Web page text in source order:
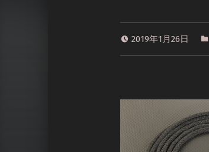
2019年1月26日